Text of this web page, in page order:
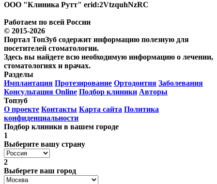
ООО "Клиника Рутт" erid:2VtzquhNzRC
Работаем по всей России
© 2015-2026
Портал ТопЗуб содержит информацию полезную для
посетителей стоматологии.
Здесь вы найдете всю необходимую информацию о лечении,
стоматологиях и врачах.
Разделы
Имплантация Протезирование Ортодонтия Заболевания
Консультация Online Подбор клиники Авторы
Топзуб
О проекте Контакты Карта сайта Политика
конфиденциальности
Подбор клиники в вашем городе
1
Выберите вашу страну
2
Выберете ваш город